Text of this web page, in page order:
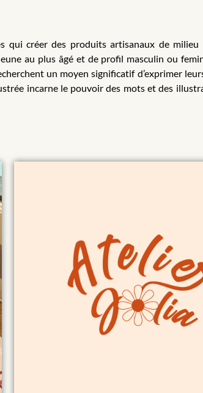
créer des produits artisanaux de milieu
au plus âgé et de profil masculin ou
un moyen significatif d’exprimer
incarne le pouvoir des mots et des